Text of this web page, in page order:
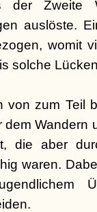
der Zweite
auslöste.
womit
solche
von zum Teil
Wandern
die aber
waren.